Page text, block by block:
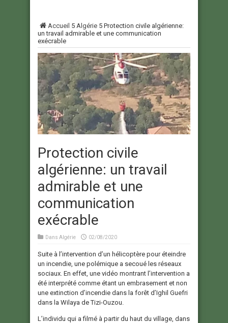
Accueil 5 Algérie 5 Protection civile algérienne:
un travail admirable et une communication
exécrable
Protection civile
algérienne: un travail
admirable et une
communication
exécrable
Dans Algérie 02/08/2020
Suite à l’intervention d’un hélicoptère pour éteindre
un incendie, une polémique a secoué les réseaux
sociaux. En effet, une vidéo montrant l’intervention a
été interprété comme étant un embrasement et non
une extinction d’incendie dans la forêt d’Ighil Guefri
dans la Wilaya de Tizi-Ouzou.
L’individu qui a filmé à partir du haut du village, dans